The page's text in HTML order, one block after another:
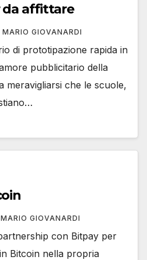
da affittare
MARIO GIOVANARDI
di prototipazione rapida in
pubblicitario della
meravigliarsi che le scuole,
MARIO GIOVANARDI
con Bitpay per
Bitcoin nella propria